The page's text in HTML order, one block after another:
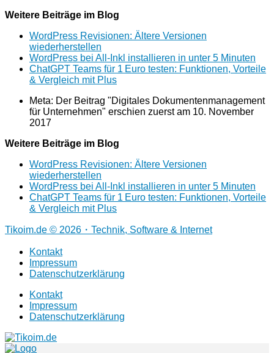
Weitere Beiträge im Blog
WordPress Revisionen: Ältere Versionen
wiederherstellen
WordPress bei All-Inkl installieren in unter 5 Minuten
ChatGPT Teams für 1 Euro testen: Funktionen, Vorteile
& Vergleich mit Plus
Meta: Der Beitrag "Digitales Dokumentenmanagement
für Unternehmen" erschien zuerst am 10. November
2017
Weitere Beiträge im Blog
WordPress Revisionen: Ältere Versionen
wiederherstellen
WordPress bei All-Inkl installieren in unter 5 Minuten
ChatGPT Teams für 1 Euro testen: Funktionen, Vorteile
& Vergleich mit Plus
Tikoim.de © 2026・Technik, Software & Internet
Kontakt
Impressum
Datenschutzerklärung
Kontakt
Impressum
Datenschutzerklärung